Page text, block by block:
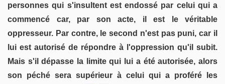
personnes qui s'insultent est endossé par celui qui a
commencé car, par son acte, il est le véritable
oppresseur. Par contre, le second n'est pas puni, car il
lui est autorisé de répondre à l'oppression qu'il subit.
Mais s'il dépasse la limite qui lui a été autorisée, alors
son péché sera supérieur à celui qui a proféré les